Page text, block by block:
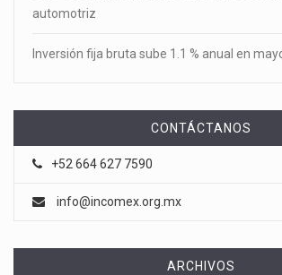
automotriz
Inversión fija bruta sube 1.1 % anual en
CONTÁCTANOS
+52 664 627 7590
info@incomex.org.mx
ARCHIVOS